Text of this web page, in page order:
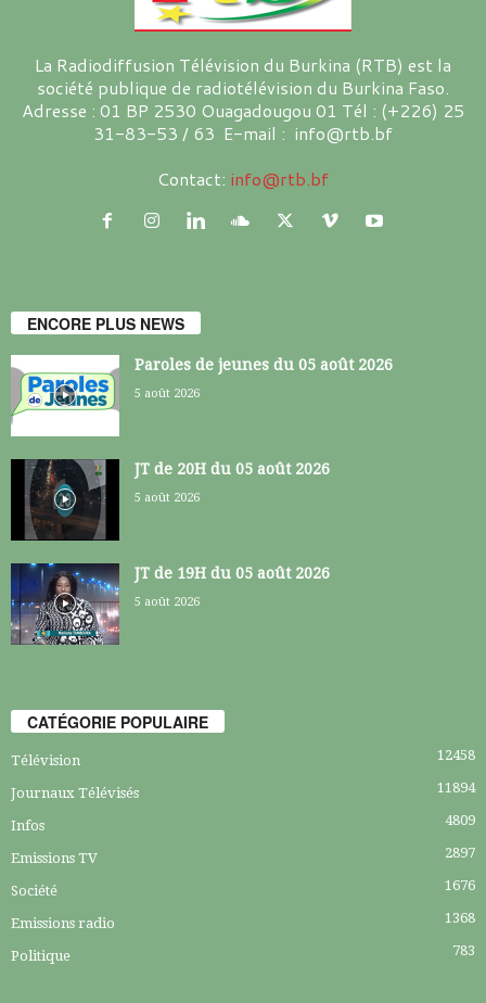
La Radiodiffusion Télévision du Burkina (RTB) est la
société publique de radiotélévision du Burkina Faso.
Adresse : 01 BP 2530 Ouagadougou 01 Tél : (+226) 25
31-83-53 / 63 E-mail : info@rtb.bf
Contact: info@rtb.bf
ENCORE PLUS NEWS
Paroles de jeunes du 05 août 2026
5 août 2026
JT de 20H du 05 août 2026
5 août 2026
JT de 19H du 05 août 2026
5 août 2026
CATÉGORIE POPULAIRE
Télévision 12458
Journaux Télévisés 11894
Infos 4809
Emissions TV 2897
Société 1676
Emissions radio 1368
Politique 783